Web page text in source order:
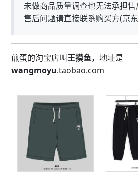
未做商品质量调查也无法承担售
售后问题请直接联系购买方(京
煎蛋的淘宝店叫王摸鱼，地址是
wangmoyu.taobao.com